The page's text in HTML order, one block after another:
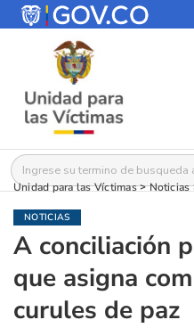
Buscar:
Unidad para las Víctimas>Noticias
NOTICIAS
A conciliación
que asigna
curules de paz